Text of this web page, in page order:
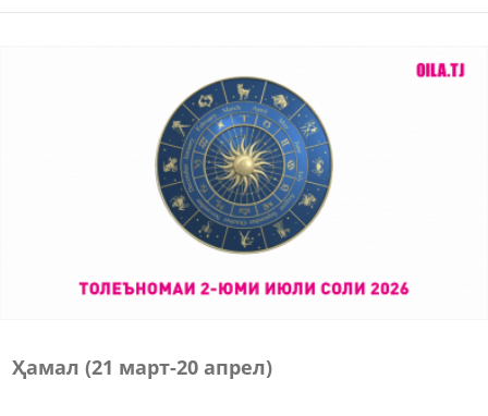
Ҳамал (21 март-20 апрел)